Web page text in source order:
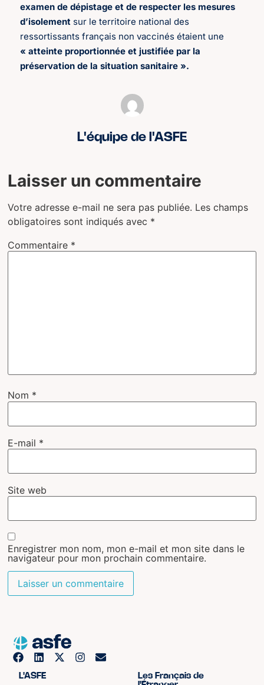
examen de dépistage et de respecter les mesures
d’isolement sur le territoire national des
ressortissants français non vaccinés étaient une
« atteinte proportionnée et justifiée par la
préservation de la situation sanitaire ».
L'équipe de l'ASFE
Laisser un commentaire
Votre adresse e-mail ne sera pas publiée. Les champs
obligatoires sont indiqués avec *
Commentaire *
Nom *
E-mail *
Site web
Enregistrer mon nom, mon e-mail et mon site dans le
navigateur pour mon prochain commentaire.
L'ASFE
Les Français de